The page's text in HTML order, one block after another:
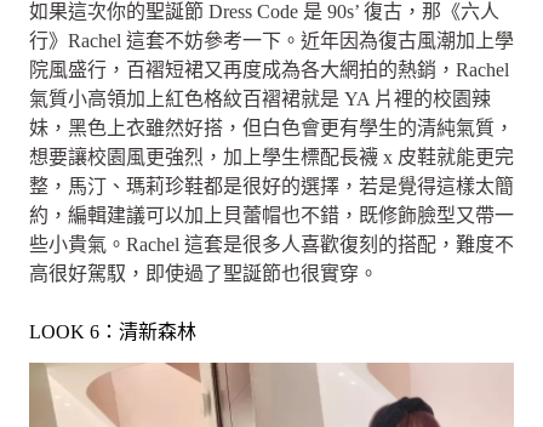
如果這次你的聖誕節 Dress Code 是 90s’ 復古，那《六人
行》Rachel 這套不妨參考一下。近年因為復古風潮加上學
院風盛行，百褶短裙又再度成為各大網拍的熱銷，Rachel
氣質小高領加上紅色格紋百褶裙就是 YA 片裡的校園辣
妹，黑色上衣雖然好搭，但白色會更有學生的清純氣質，
想要讓校園風更強烈，加上學生標配長襪 x 皮鞋就能更完
整，馬汀、瑪莉珍鞋都是很好的選擇，若是覺得這樣太簡
約，編輯建議可以加上貝蕾帽也不錯，既修飾臉型又帶一
些小貴氣。Rachel 這套是很多人喜歡復刻的搭配，難度不
高很好駕馭，即使過了聖誕節也很實穿。
LOOK 6：清新森林